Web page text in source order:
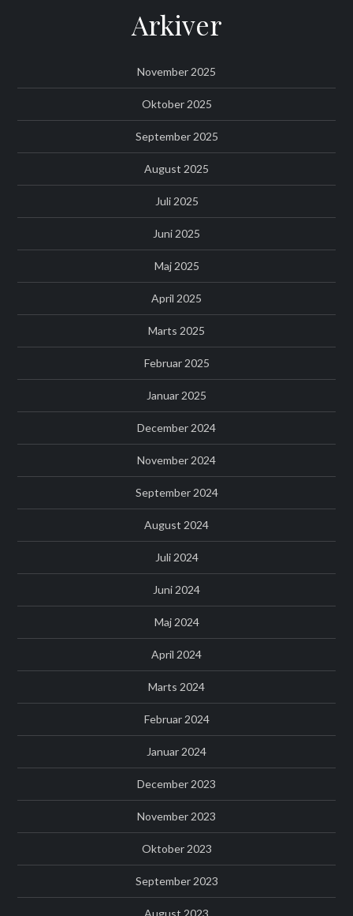
Arkiver
November 2025
Oktober 2025
September 2025
August 2025
Juli 2025
Juni 2025
Maj 2025
April 2025
Marts 2025
Februar 2025
Januar 2025
December 2024
November 2024
September 2024
August 2024
Juli 2024
Juni 2024
Maj 2024
April 2024
Marts 2024
Februar 2024
Januar 2024
December 2023
November 2023
Oktober 2023
September 2023
August 2023